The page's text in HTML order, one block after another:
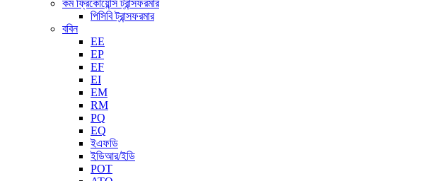
কম ফ্রিকোয়েন্সি ট্রান্সফরমার
পিসিবি ট্রান্সফরমার
ববিন
EE
EP
EF
EI
EM
RM
PQ
EQ
ইএফডি
ইডিআর/ইডি
POT